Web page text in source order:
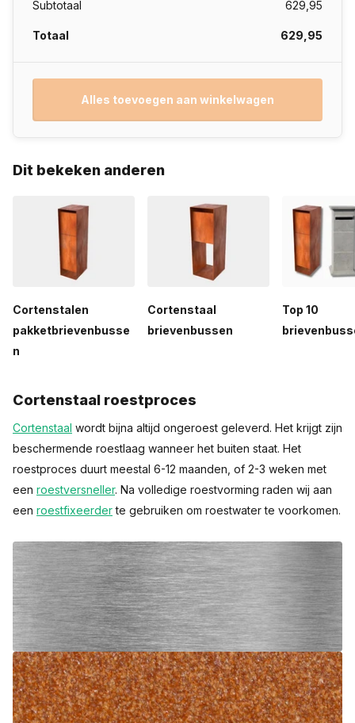
Subtotaal 629,95
Totaal 629,95
Alles toevoegen aan winkelwagen
Dit bekeken anderen
Cortenstalen
pakketbrievenbusse
n
Cortenstaal
brievenbussen
Top 10
Cortenstaal roestproces
Cortenstaal wordt bijna altijd ongeroest geleverd. Het krijgt zijn
beschermende roestlaag wanneer het buiten staat. Het
roestproces duurt meestal 6-12 maanden, of 2-3 weken met
een roestversneller. Na volledige roestvorming raden wij aan
een roestfixeerderte gebruiken om roestwater te voorkomen.